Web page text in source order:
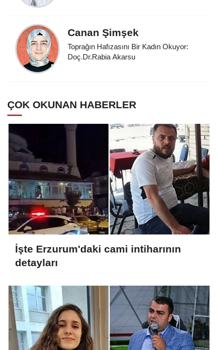
Canan Şimşek
Toprağın Hafızasını Bir Kadın Okuyor:
Doç.Dr.Rabia Akarsu
ÇOK OKUNAN HABERLER
İşte Erzurum'daki cami intiharının
detayları